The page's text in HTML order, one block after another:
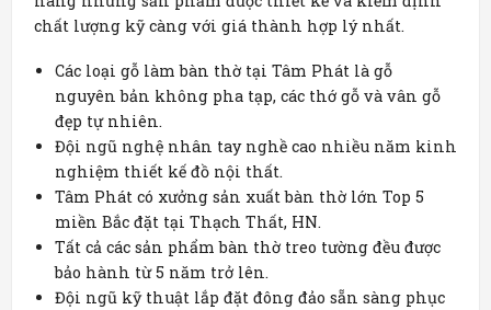
chất lượng kỹ càng với giá thành hợp lý nhất.
Các loại gỗ làm bàn thờ tại Tâm Phát là gỗ
nguyên bản không pha tạp, các thớ gỗ và vân gỗ
đẹp tự nhiên.
Đội ngũ nghệ nhân tay nghề cao nhiều năm kinh
nghiệm thiết kế đồ nội thất.
Tâm Phát có xưởng sản xuất bàn thờ lớn Top 5
miền Bắc đặt tại Thạch Thất, HN.
Tất cả các sản phẩm bàn thờ treo tường đều được
bảo hành từ 5 năm trở lên.
Đội ngũ kỹ thuật lắp đặt đông đảo sẵn sàng phục